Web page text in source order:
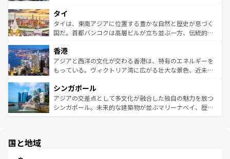
リティに包まれながら、韓国の多彩な魅力を心ゆくまで味
わってみてほしい。 なお、新着の韓国情報はコンテンツ一
覧を参照してほしい。
急速な発展と共に伝統が息づく。ハノイの古い町並みやホ
ーチミン市のフランス統治時代の建物も、独特の雰囲気を
醸し出している。また、バラエティの豊かさとおいしさで
とつ。フォーやバインミー、ベトナムコーヒーなどは、ぜ
ひ現地で味わいたい。どの地域を訪れてもあたたかい人々
が旅行者を迎えてくれるので、きっと忘れられない旅にな
参照してほしい。
タイ
タイは、東南アジアに位置する豊かな自然と歴史が息づく
国だ。首都バンコクは高層ビルが立ち並ぶ一方、伝統的な
の活気が交差している。北部ではチェンマイなどの山岳地
帯で自然と触れ合い、南部ではプーケットやクラビの美し
いビーチでリゾート気分を楽しむことができる。タイ料理
激する。気候は一年中温暖で、どの季節にも異なる楽しみ
が待っている。親しみやすいタイの人々、仏教を中心とし
た文化、そして多様な観光資源が、訪れる旅人を魅了し続
香港
アジアと西洋の文化が交わる香港は、特有のエネルギーを
もっている。ヴィクトリア湾に広がる壮大な景色、近未来
み、どこを訪れても感動するはず。観光スポットが密集し
ており、効率よく見どころを回れるのも魅力。息をのむよ
うな絶景から文化的な体験まで、香港を存分に楽しみ尽く
シンガポール
アジアの交差点として多文化が融合した独自の魅力を放つ
シンガポール。未来的な建築物が並ぶマリーナベイ、歴史
国と地域